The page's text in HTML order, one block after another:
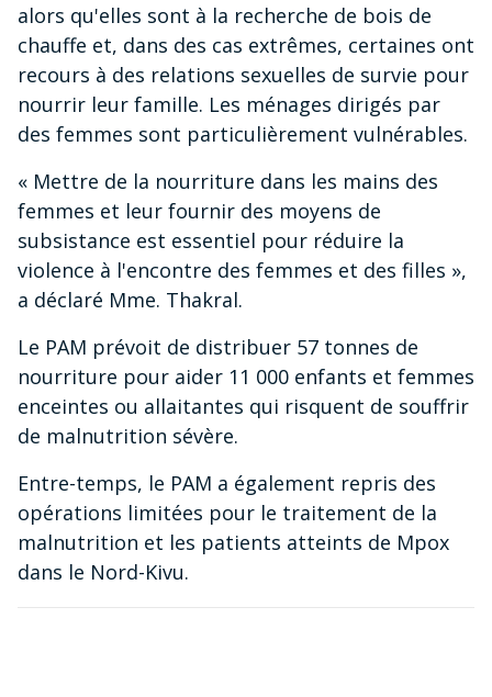
alors qu'elles sont à la recherche de bois de
chauffe et, dans des cas extrêmes, certaines ont
recours à des relations sexuelles de survie pour
nourrir leur famille. Les ménages dirigés par
des femmes sont particulièrement vulnérables.
« Mettre de la nourriture dans les mains des
femmes et leur fournir des moyens de
subsistance est essentiel pour réduire la
violence à l'encontre des femmes et des filles »,
a déclaré Mme. Thakral.
Le PAM prévoit de distribuer 57 tonnes de
nourriture pour aider 11 000 enfants et femmes
enceintes ou allaitantes qui risquent de souffrir
de malnutrition sévère.
Entre-temps, le PAM a également repris des
opérations limitées pour le traitement de la
malnutrition et les patients atteints de Mpox
dans le Nord-Kivu.